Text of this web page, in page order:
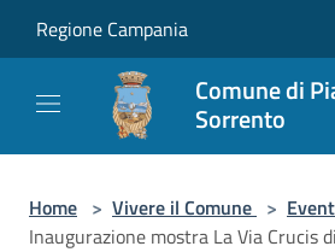
Regione Campania
Comune di
Sorrento
Home > Vivere il Comune >
Inaugurazione mostra La Via Crucis